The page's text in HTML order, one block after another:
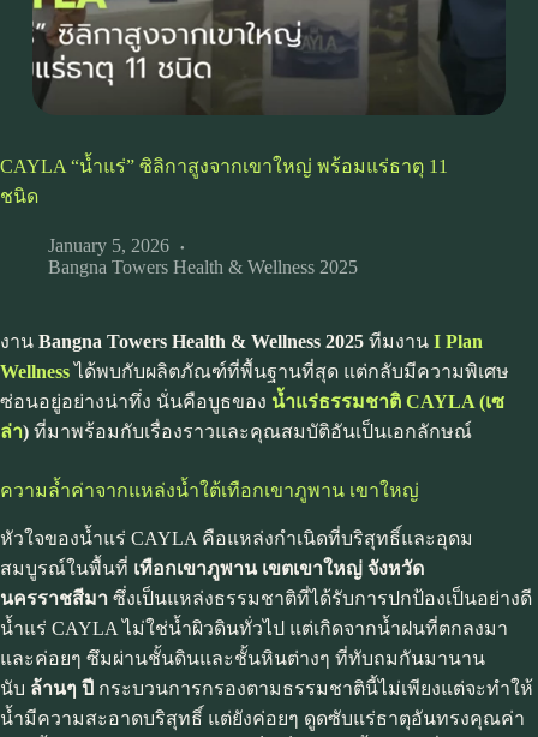
CAYLA “น้ำแร่” ซิลิกาสูงจากเขาใหญ่ พร้อมแร่ธาตุ 11
ชนิด
January 5, 2026
Bangna Towers Health & Wellness 2025
งาน Bangna Towers Health & Wellness 2025 ทีมงาน I Plan
Wellnessได้พบกับผลิตภัณฑ์ที่พื้นฐานที่สุด แต่กลับมีความพิเศษ
ซ่อนอยู่อย่างน่าทึ่ง นั่นคือบูธของ น้ำแร่ธรรมชาติ CAYLA (เซ
ล่า) ที่มาพร้อมกับเรื่องราวและคุณสมบัติอันเป็นเอกลักษณ์
ความล้ำค่าจากแหล่งน้ำใต้เทือกเขาภูพาน เขาใหญ่
หัวใจของน้ำแร่ CAYLA คือแหล่งกำเนิดที่บริสุทธิ์และอุดม
สมบูรณ์ในพื้นที่ เทือกเขาภูพาน เขตเขาใหญ่ จังหวัด
นครราชสีมา ซึ่งเป็นแหล่งธรรมชาติที่ได้รับการปกป้องเป็นอย่างดี
น้ำแร่ CAYLA ไม่ใช่น้ำผิวดินทั่วไป แต่เกิดจากน้ำฝนที่ตกลงมา
และค่อยๆ ซึมผ่านชั้นดินและชั้นหินต่างๆ ที่ทับถมกันมานาน
นับ ล้านๆ ปี กระบวนการกรองตามธรรมชาตินี้ไม่เพียงแต่จะทำให้
น้ำมีความสะอาดบริสุทธิ์ แต่ยังค่อยๆ ดูดซับแร่ธาตุอันทรงคุณค่า